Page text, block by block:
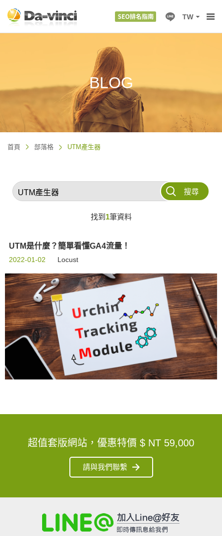
TW
BLOG
首頁 部落格 UTM產生器
搜尋
找到 1筆資料
UTM是什麼？簡單看懂GA4流量！
2022-01-02 Locust
超值套版網站，優惠特價 $ NT 59,000
請與我們聯繫